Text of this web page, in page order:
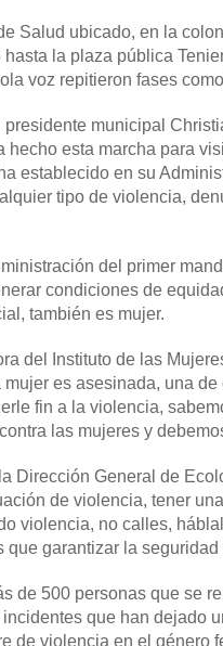
Salud ubicado, en la
la plaza pública
voz repitieron fases
municipal
hecho esta marcha para
establecido en su
tipo de violencia,
del primer
condiciones de
también es mujer.
del Instituto de las
mujer es asesinada, una
fin a la violencia,
las mujeres y
Dirección General de
de violencia, tener
violencia, no calles,
que garantizar la
de 500 personas que se
que han dejado
de violencia en el género